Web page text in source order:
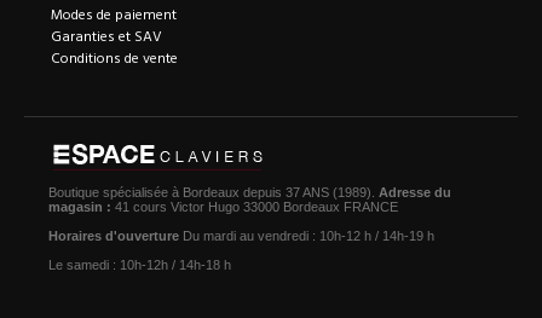
Modes de paiement
Garanties et SAV
Conditions de vente
Boutique spécialisée à Bordeaux depuis 37 ANS (1989). Adresse du
magasin : 41 cours Victor Hugo 33000 Bordeaux FRANCE
Horaires d'ouverture Du mardi au vendredi : 10h-12 h / 14h-19 h
Le samedi : 10h-12h / 14h-18 h